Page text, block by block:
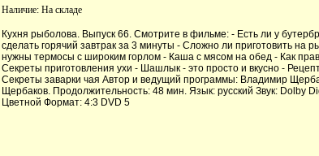
Наличие: На складе
Кухня рыболова. Выпуск 66. Смотрите в фильме: - Есть ли у
сделать горячий завтрак за 3 минуты - Сложно ли приготовить на
нужны термосы с широким горлом - Каша с мясом на обед - Как
Секреты приготовления ухи - Шашлык - это просто и вкусно -
Секреты заварки чая Автор и ведущий программы: Владимир
Щербаков. Продолжительность: 48 мин. Язык: русский Звук: Dolby
Цветной Формат: 4:3 DVD 5